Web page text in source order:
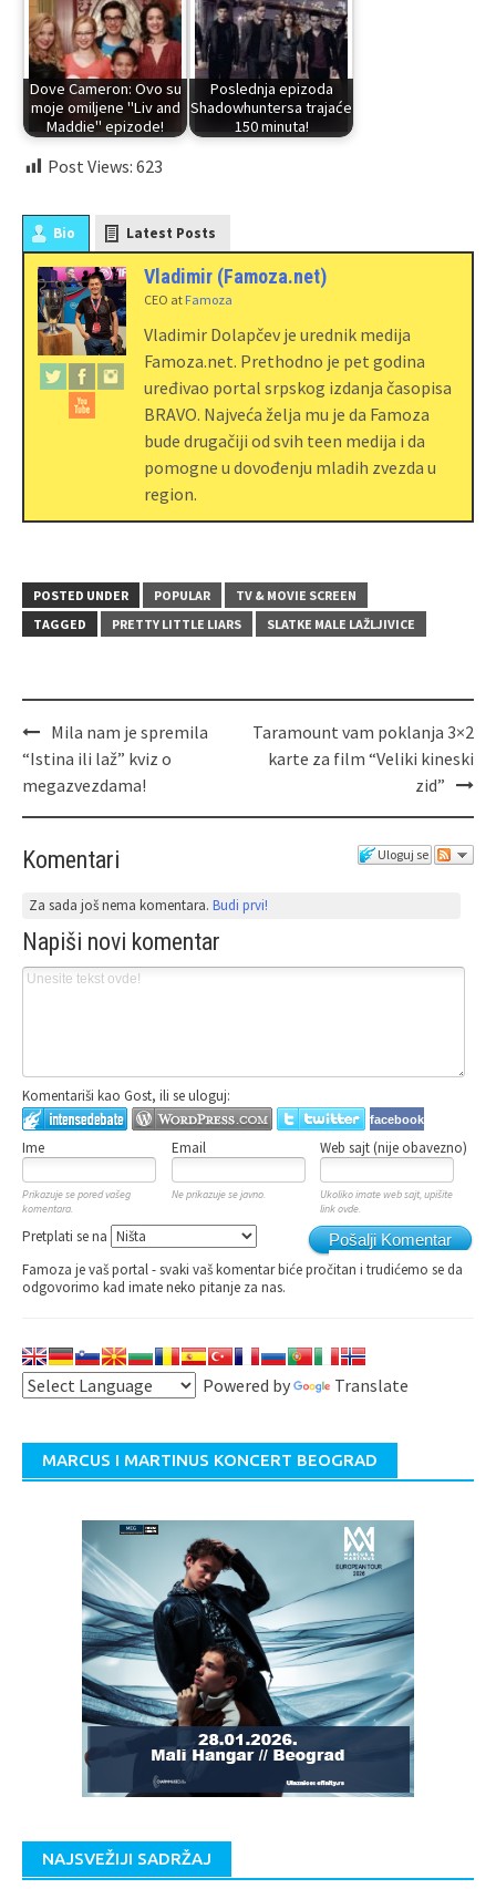
Dove Cameron: Ovo su
moje omiljene "Liv and
Maddie" epizode!
Poslednja epizoda
Shadowhuntersa trajaće
150 minuta!
Post Views: 623
Bio Latest Posts
Vladimir (Famoza.net)
CEO at Famoza
Vladimir Dolapčev je urednik medija
Famoza.net. Prethodno je pet godina
uređivao portal srpskog izdanja časopisa
BRAVO. Najveća želja mu je da Famoza
bude drugačiji od svih teen medija i da
pomogne u dovođenju mladih zvezda u
region.
POSTED UNDER POPULAR
TV & MOVIE SCREEN
TAGGED
PRETTY LITTLE LIARS SLATKE MALE LAŽLJIVICE
Mila nam je spremila
“Istina ili laž” kviz o
megazvezdama!
Taramount vam poklanja 3×2
karte za film “Veliki kineski
zid”
Uloguj se
Komentari
Za sada još nema komentara.Budi prvi!
Napiši novi komentar
Komentariši kao Gost, ili se uloguj:
facebook
Ime Email Web sajt (nije obavezno)
Prikazuje se pored vašeg
komentara.
Ne prikazuje se javno.
Ukoliko imate web sajt, upišite
link ovde.
Pošalji Komentar
Pretplati se na
Famoza je vaš portal - svaki vaš komentar biće pročitan i trudićemo se da
odgovorimo kad imate neko pitanje za nas.
Powered by Translate
MARCUS I MARTINUS KONCERT BEOGRAD
NAJSVEŽIJI SADRŽAJ